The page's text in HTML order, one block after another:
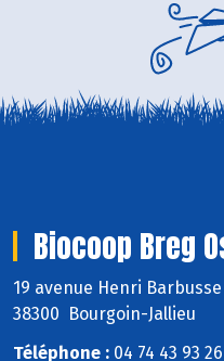
Biocoop Breg
19 avenue Henri Barbusse
38300 Bourgoin-Jallieu
Téléphone : 04 74 43 93 26